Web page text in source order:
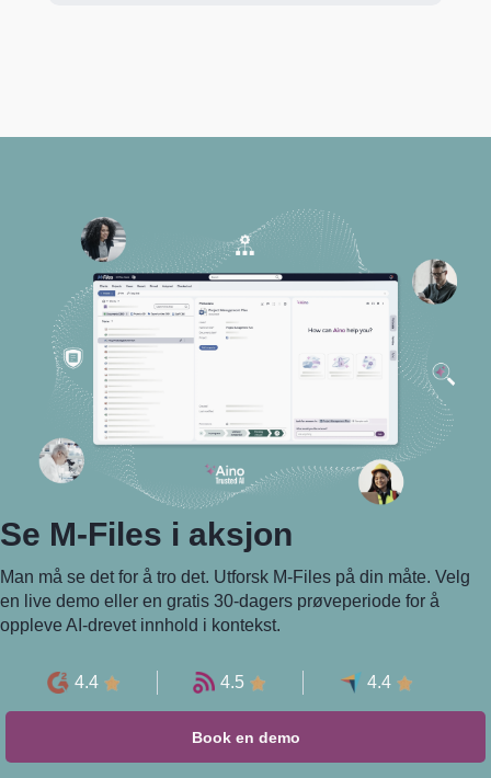
Se M-⁠Files i aksjon
Man må se det for å tro det. Utforsk M-Files på din måte. Velg
en live demo eller en gratis 30-dagers prøveperiode for å
oppleve AI-drevet innhold i kontekst.
4.4 4.5 4.4
Book en demo